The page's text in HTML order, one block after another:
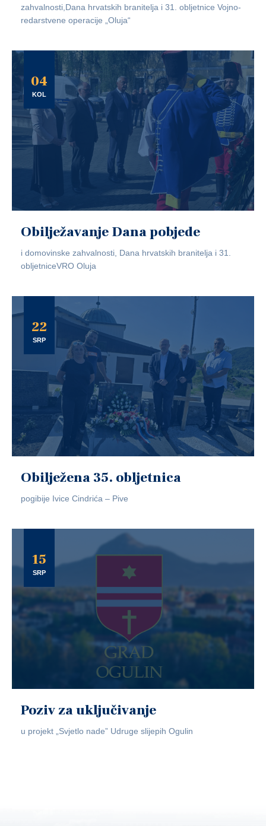
zahvalnosti,Dana hrvatskih branitelja i 31. obljetnice Vojno-
redarstvene operacije „Oluja“
04
KOL
Obilježavanje Dana pobjede
i domovinske zahvalnosti, Dana hrvatskih branitelja i 31.
obljetniceVRO Oluja
22
SRP
Obilježena 35. obljetnica
pogibije Ivice Cindrića – Pive
15
SRP
Poziv za uključivanje
u projekt „Svjetlo nade” Udruge slijepih Ogulin